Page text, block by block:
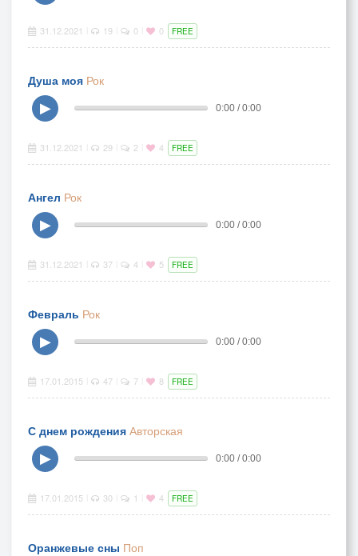
31.12.2021 19 0 0 FREE
Душа моя Рок
▶
0:00 / 0:00
31.12.2021 29 2 4 FREE
Ангел Рок
▶
0:00 / 0:00
31.12.2021 37 4 5 FREE
Февраль Рок
▶
0:00 / 0:00
17.01.2015 47 7 8 FREE
С днем рождения Авторская
▶
0:00 / 0:00
17.01.2015 30 1 4 FREE
Оранжевые сны Поп